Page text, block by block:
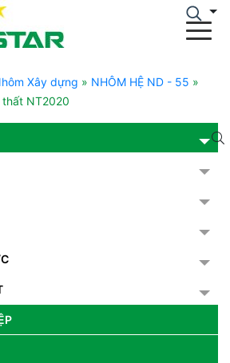
Xây dựng » NHÔM HỆ ND - 55 »
thất NT2020